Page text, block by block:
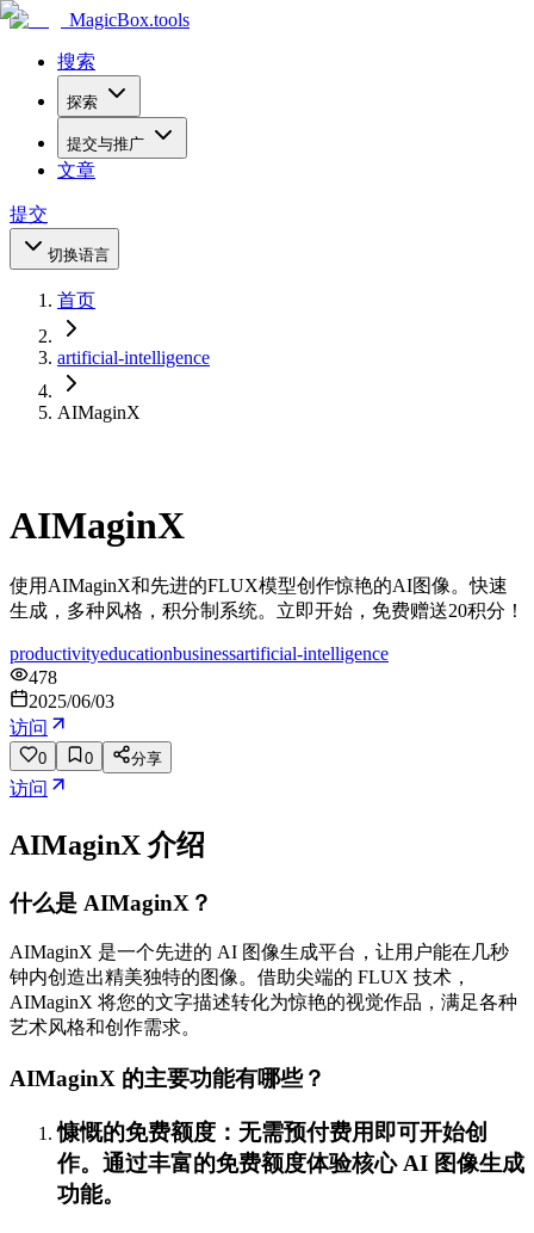
MagicBox.tools
搜索
探索
提交与推广
文章
提交
切换语言
首页
artificial-intelligence
AIMaginX
AIMaginX
使用AIMaginX和先进的FLUX模型创作惊艳的AI图像。快速
生成，多种风格，积分制系统。立即开始，免费赠送20积分！
productivityeducationbusinessartificial-intelligence
478
2025/06/03
访问
0 0 分享
访问
AIMaginX 介绍
什么是 AIMaginX？
AIMaginX 是一个先进的 AI 图像生成平台，让用户能在几秒
钟内创造出精美独特的图像。借助尖端的 FLUX 技术，
AIMaginX 将您的文字描述转化为惊艳的视觉作品，满足各种
艺术风格和创作需求。
AIMaginX 的主要功能有哪些？
慷慨的免费额度：无需预付费用即可开始创
作。通过丰富的免费额度体验核心 AI 图像生成
功能。